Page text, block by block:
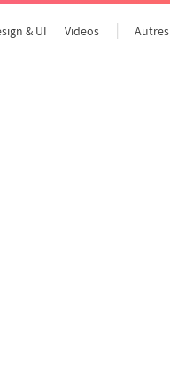
& UI Videos Autres